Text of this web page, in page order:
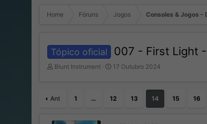
Home Fóruns Jogos Consoles & Jogos -
Tópico oficial 007 - First Light
I
i
d
Blunt Instrument
D
d
17 Outubro 2024
Ant 1 … 12 13 14 15 16